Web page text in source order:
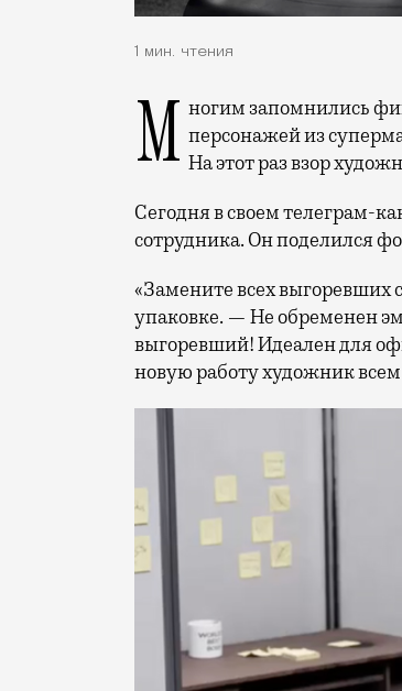
1 мин. чтения
Многим запомнились
персонажей из
На этот раз взор
Сегодня в своем телеграм-
сотрудника. Он поделился
«Замените всех выгоревших
упаковке. — Не обременен
выгоревший! Идеален для
новую работу художник
Видеоплеер